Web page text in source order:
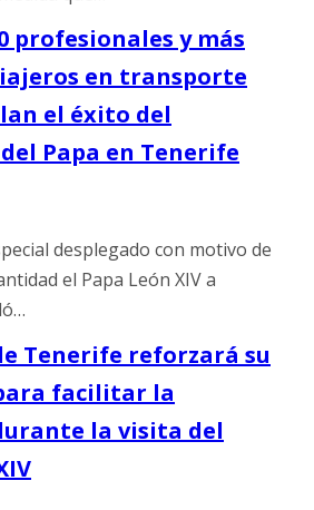
profesionales y más
en transporte
el éxito del
Papa en Tenerife
desplegado con motivo de
el Papa León XIV a
Tenerife reforzará su
facilitar la
la visita del